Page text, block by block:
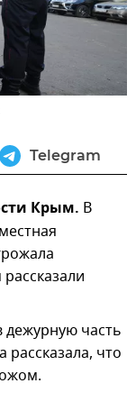
Telegram
Крым. В
дежурную часть
что